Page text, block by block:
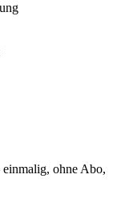
ohne Abo,